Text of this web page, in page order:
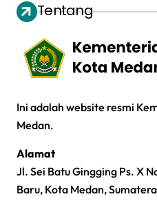
Tentang
Ini adalah website resmi
Medan.
Alamat
Jl. Sei Batu Gingging Ps. X
Baru, Kota Medan,